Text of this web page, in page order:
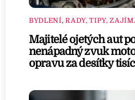
BYDLENÍ,RADY, TIPY,
Majitelé ojetých aut
nenápadný zvuk
opravu za desítky tisíc